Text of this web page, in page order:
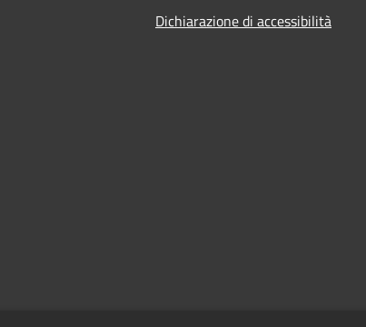
Dichiarazione di accessibilità